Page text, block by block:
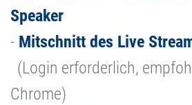
Speaker
- Mitschnitt des Live
(Login erforderlich,
Chrome)